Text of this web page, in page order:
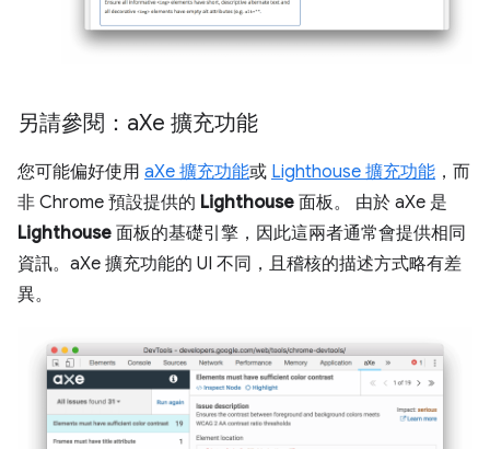
另請參閱：aXe 擴充功能
您可能偏好使用 aXe 擴充功能或 Lighthouse 擴充功能 ，而
非 Chrome 預設提供的 Lighthouse 面板。 由於 aXe 是
Lighthouse 面板的基礎引擎，因此這兩者通常會提供相同
資訊。aXe 擴充功能的 UI 不同，且稽核的描述方式略有差
異。